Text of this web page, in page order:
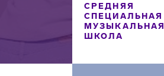
СРЕДНЯЯ
СПЕЦИАЛЬНАЯ
МУЗЫКАЛЬНАЯ
ШКОЛА